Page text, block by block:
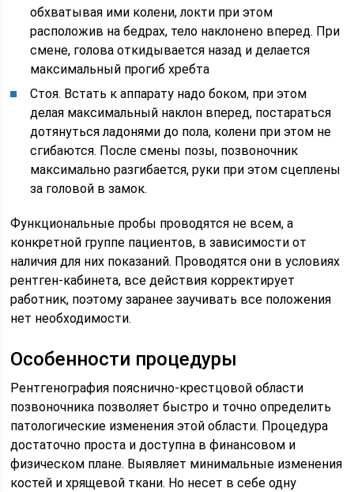
обхватывая ими колени, локти при этом
расположив на бедрах, тело наклонено вперед. При
смене, голова откидывается назад и делается
максимальный прогиб хребта
Стоя. Встать к аппарату надо боком, при этом
делая максимальный наклон вперед, постараться
дотянуться ладонями до пола, колени при этом не
сгибаются. После смены позы, позвоночник
максимально разгибается, руки при этом сцеплены
за головой в замок.
Функциональные пробы проводятся не всем, а
конкретной группе пациентов, в зависимости от
наличия для них показаний. Проводятся они в условиях
рентген-кабинета, все действия корректирует
работник, поэтому заранее заучивать все положения
нет необходимости.
Особенности процедуры
Рентгенография пояснично-крестцовой области
позвоночника позволяет быстро и точно определить
патологические изменения этой области. Процедура
достаточно проста и доступна в финансовом и
физическом плане. Выявляет минимальные изменения
костей и хрящевой ткани. Но несет в себе одну